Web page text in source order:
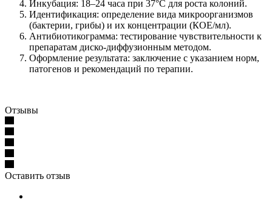
Инкубация: 18–24 часа при 37°C для роста колоний.
Идентификация: определение вида микроорганизмов
(бактерии, грибы) и их концентрации (КОЕ/мл).
Антибиотикограмма: тестирование чувствительности к
препаратам диско-диффузионным методом.
Оформление результата: заключение с указанием норм,
патогенов и рекомендаций по терапии.
Отзывы
Оставить отзыв